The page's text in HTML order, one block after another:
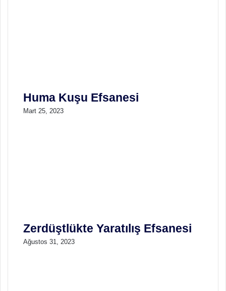
Huma Kuşu Efsanesi
Mart 25, 2023
Zerdüştlükte Yaratılış Efsanesi
Ağustos 31, 2023